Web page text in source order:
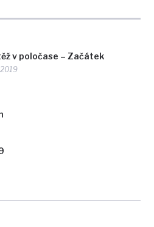
v poločase – Začátek